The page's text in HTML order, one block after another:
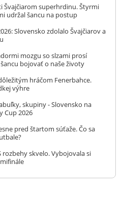
Švajčiarom superhrdinu. Štyrmi
udržal šancu na postup
Slovensko zdolalo Švajčiarov a
mozgu so slzami prosí
bojovať o naše životy
hráčom Fenerbahce.
výhre
skupiny - Slovensko na
Cup 2026
pred štartom súťaže. Čo sa
rozbehy skvelo. Vybojovala si